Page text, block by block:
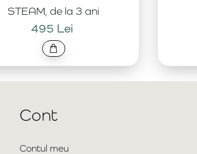
STEAM, de la 3 ani
495 Lei
Cont
Contul meu